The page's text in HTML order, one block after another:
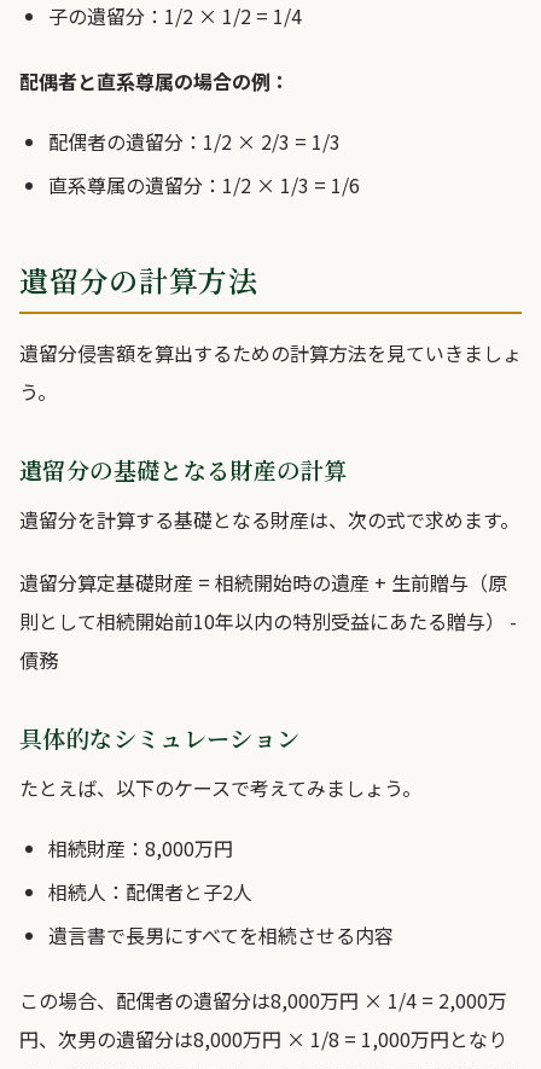
子の遺留分：1/2 × 1/2 = 1/4
配偶者と直系尊属の場合の例：
配偶者の遺留分：1/2 × 2/3 = 1/3
直系尊属の遺留分：1/2 × 1/3 = 1/6
遺留分の計算方法
遺留分侵害額を算出するための計算方法を見ていきましょ
う。
遺留分の基礎となる財産の計算
遺留分を計算する基礎となる財産は、次の式で求めます。
遺留分算定基礎財産 = 相続開始時の遺産 + 生前贈与（原
則として相続開始前10年以内の特別受益にあたる贈与） -
債務
具体的なシミュレーション
たとえば、以下のケースで考えてみましょう。
相続財産：8,000万円
相続人：配偶者と子2人
遺言書で長男にすべてを相続させる内容
この場合、配偶者の遺留分は8,000万円 × 1/4 = 2,000万
円、次男の遺留分は8,000万円 × 1/8 = 1,000万円となり